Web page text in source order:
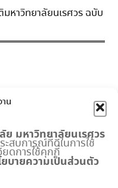
น
ย มหาวิทยาลัยนเรศวร
สบการณ์ที่ดีในการใช้
ยดการใช้คุกกี้
ยบายความเป็นส่วนตัว
หาวิทยาลัยนเรศวร ฉบับ